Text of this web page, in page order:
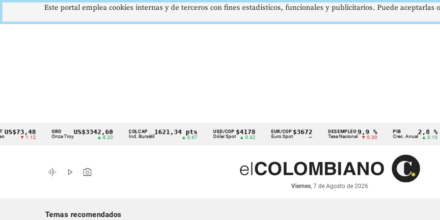
Cintillo
indicadores
económicos
1.12
ORO
Onza Troy
US$3342,60 COLCAP
Índ. Bursátil
1621,34 pts USD/COP
Dólar Spot
$4178
▲ 0.42
EUR/COP
Euro Spot
$3672
—
DESEMPLEO
Tasa Nacional
9,9 %
▼ 0.30
PIB
Crec. Anual
2,8 %
▲ 0.10
graphic_eq play_arrow photo_camera
Viernes, 7 de Agosto de 2026
Temas recomendados
Este portal emplea cookies internas y de terceros con fines estadísticos, funcionales y publicitarios. Puede aceptarlas